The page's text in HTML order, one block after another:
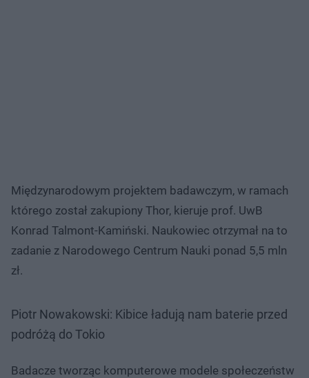
Międzynarodowym projektem badawczym, w ramach
którego został zakupiony Thor, kieruje prof. UwB
Konrad Talmont-Kamiński. Naukowiec otrzymał na to
zadanie z Narodowego Centrum Nauki ponad 5,5 mln
zł.
Piotr Nowakowski: Kibice ładują nam baterie przed
podróżą do Tokio
Badacze tworząc komputerowe modele społeczeństw